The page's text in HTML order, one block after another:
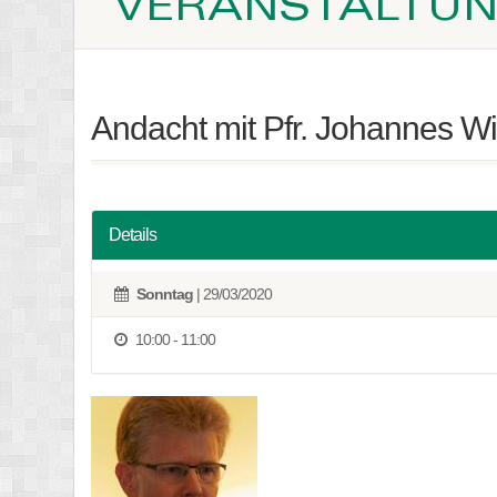
Andacht mit Pfr. Johannes
Details
Sonntag | 29/03/2020
10:00 - 11:00